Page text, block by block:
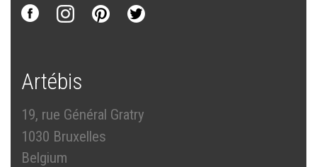
Artébis
19, rue Général Gratry
1030 Bruxelles
Belgium